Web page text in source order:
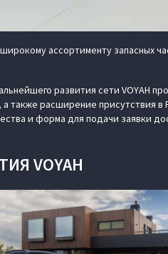
ассортименту запасных
развития сети VOYAH
а также расширение присутствия
и форма для подачи заявки
VOYAH